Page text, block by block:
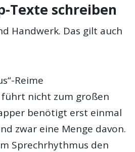
Texte schreiben
Handwerk. Das gilt auch
Reime
nicht zum großen
benötigt erst einmal
zwar eine Menge davon.
Sprechrhythmus den